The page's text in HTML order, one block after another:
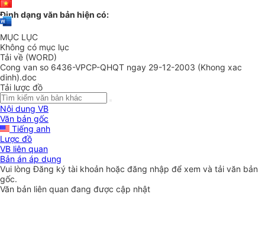
Định dạng văn bản hiện có:
MỤC LỤC
Không có mục lục
Tải về (WORD)
Cong van so 6436-VPCP-QHQT ngay 29-12-2003 (Khong xac
dinh).doc
Tải lược đồ
Nội dung VB
Văn bản gốc
Tiếng anh
Lược đồ
VB liên quan
Bản án áp dụng
Vui lòngĐăng ký tài khoản hoặc đăng nhập để xem và tải văn bản
gốc.
Văn bản liên quan đang được cập nhật